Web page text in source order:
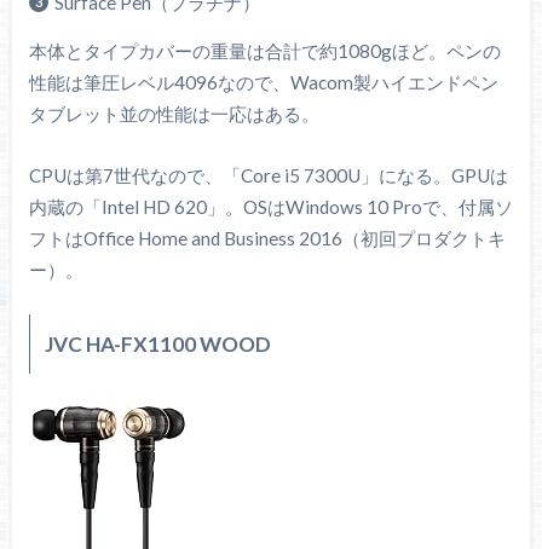
本体とタイプカバーの重量は合計で約1080gほど。ペンの
性能は筆圧レベル4096なので、Wacom製ハイエンドペン
タブレット並の性能は一応はある。
CPUは第7世代なので、「Core i5 7300U」になる。GPUは
内蔵の「Intel HD 620」。OSはWindows 10 Proで、付属ソ
フトはOffice Home and Business 2016（初回プロダクトキ
ー）。
JVC HA-FX1100 WOOD